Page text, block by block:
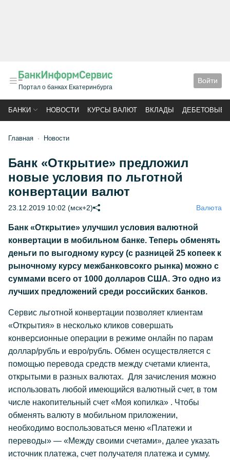
Портал о банках Екатеринбурга
Войти
БАНКИ НОВОСТИ КУРСЫ ВАЛЮТ ВКЛАДЫ ДЕБЕТОВЫЕ
Главная Новости
Банк «Открытие» предложил
новые условия по льготной
конвертации валют
23.12.2019 10:02 (мск+2) Валюта
Банк «Открытие» улучшил условия валютной
конвертации в мобильном банке. Теперь обменять
деньги по выгодному курсу (с разницей 25 копеек к
рыночному курсу межбанковсокго рынка) можно с
суммами всего от 1000 долларов США. Это одно из
лучших предложений среди российских банков.
Сервис льготной конвертации позволяет клиентам
«Открытия» в несколько кликов совершать
конверсионные операции в режиме онлайн по парам
доллар/рубль и евро/рубль. Обмен осуществляется с
помощью перевода средств между счетами клиента,
открытыми в разных валютах. Для зачисления можно
использовать любой имеющийся валютный счет, в том
числе накопительный счет «Моя копилка» . Чтобы
обменять валюту в мобильном приложении,
необходимо воспользоваться меню «Платежи и
переводы» — «Между своими счетами», далее указать
источник платежа, счет получателя платежа и сумму.